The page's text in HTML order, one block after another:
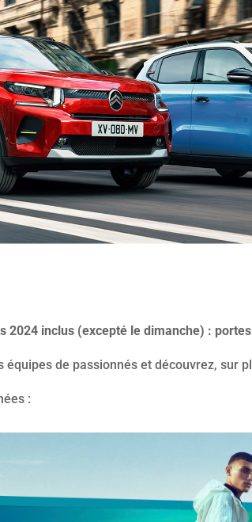
2024 inclus (excepté le dimanche) :
équipes de passionnés et découvrez,
: